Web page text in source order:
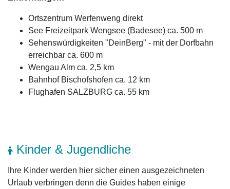
Ortszentrum Werfenweng direkt
See Freizeitpark Wengsee (Badesee) ca. 500 m
Sehenswürdigkeiten "DeinBerg" - mit der Dorfbahn
erreichbar ca. 600 m
Wengau Alm ca. 2,5 km
Bahnhof Bischofshofen ca. 12 km
Flughafen SALZBURG ca. 55 km
Kinder & Jugendliche
Ihre Kinder werden hier sicher einen ausgezeichneten
Urlaub verbringen denn die Guides haben einige